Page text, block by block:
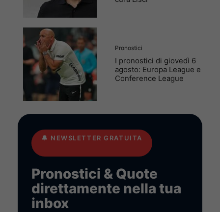
Pronostici
I pronostici di giovedì 6
agosto: Europa League e
Conference League
🔔 NEWSLETTER GRATUITA
Pronostici & Quote
direttamente nella tua
inbox